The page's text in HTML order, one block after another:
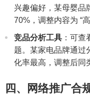
兴趣偏好，某母婴品
70%，调整内容为 “
竞品分析工具 ：可
题。某家电品牌通过
化率最高，调整后同
四、网络推广合